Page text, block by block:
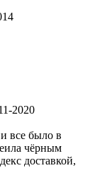
2020
все было в
чёрным
доставкой,